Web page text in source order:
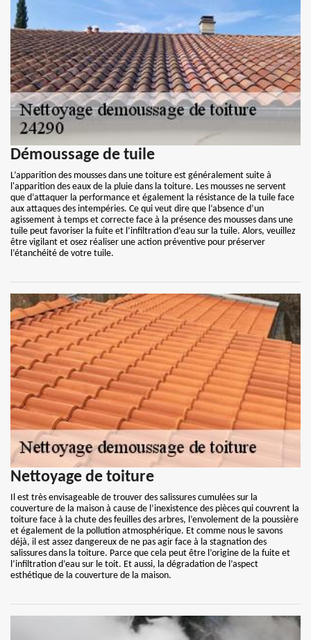
Démoussage de tuile
L’apparition des mousses dans une toiture est généralement suite à
l'apparition des eaux de la pluie dans la toiture. Les mousses ne servent
que d’attaquer la performance et également la résistance de la tuile face
aux attaques des intempéries. Ce qui veut dire que l’absence d’un
agissement à temps et correcte face à la présence des mousses dans une
tuile peut favoriser la fuite et l’infiltration d’eau sur la tuile. Alors, veuillez
être vigilant et osez réaliser une action préventive pour préserver
l’étanchéité de votre tuile.
Nettoyage de toiture
Il est très envisageable de trouver des salissures cumulées sur la
couverture de la maison à cause de l’inexistence des pièces qui couvrent la
toiture face à la chute des feuilles des arbres, l’envolement de la poussière
et également de la pollution atmosphérique. Et comme nous le savons
déjà, il est assez dangereux de ne pas agir face à la stagnation des
salissures dans la toiture. Parce que cela peut être l’origine de la fuite et
l’infiltration d’eau sur le toit. Et aussi, la dégradation de l’aspect
esthétique de la couverture de la maison.